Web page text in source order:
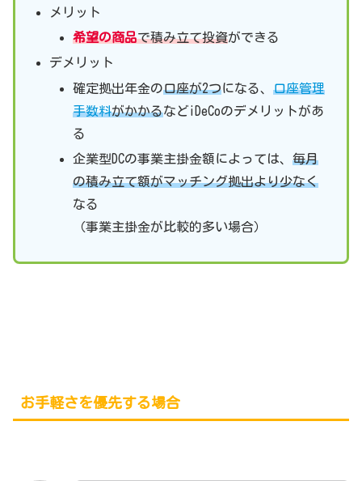
メリット
希望の商品で積み立て投資ができる
デメリット
確定拠出年金の口座が2つになる、口座管理
手数料がかかるなどiDeCoのデメリットがあ
る
企業型DCの事業主掛金額によっては、毎月
の積み立て額がマッチング拠出より少なく
なる
（事業主掛金が比較的多い場合）
お手軽さを優先する場合